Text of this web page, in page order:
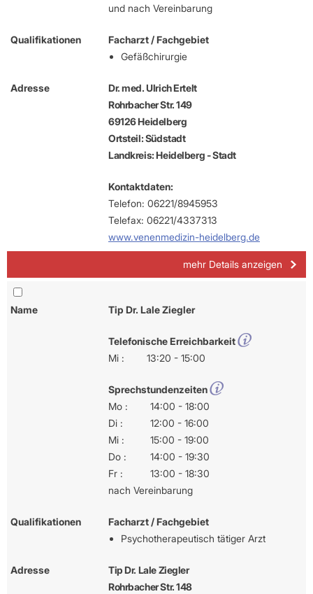
und nach Vereinbarung
Qualifikationen
Facharzt / Fachgebiet
Gefäßchirurgie
Adresse
Dr. med. Ulrich Ertelt
Rohrbacher Str. 149
69126 Heidelberg
Ortsteil: Südstadt
Landkreis: Heidelberg - Stadt
Kontaktdaten:
Telefon: 06221/8945953
Telefax: 06221/4337313
www.venenmedizin-heidelberg.de
mehr Details anzeigen
Name Tip Dr. Lale Ziegler
Telefonische Erreichbarkeit
Mi :
13:20 - 15:00
Sprechstundenzeiten
Mo :
14:00 - 18:00
Di :
12:00 - 16:00
Mi :
15:00 - 19:00
Do :
14:00 - 19:30
Fr :
13:00 - 18:30
nach Vereinbarung
Qualifikationen
Facharzt / Fachgebiet
Psychotherapeutisch tätiger Arzt
Adresse
Tip Dr. Lale Ziegler
Rohrbacher Str. 148